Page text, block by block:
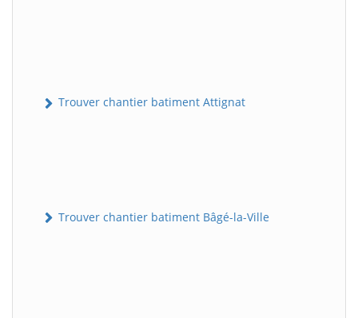
Trouver chantier batiment Attignat
Trouver chantier batiment Bâgé-la-Ville